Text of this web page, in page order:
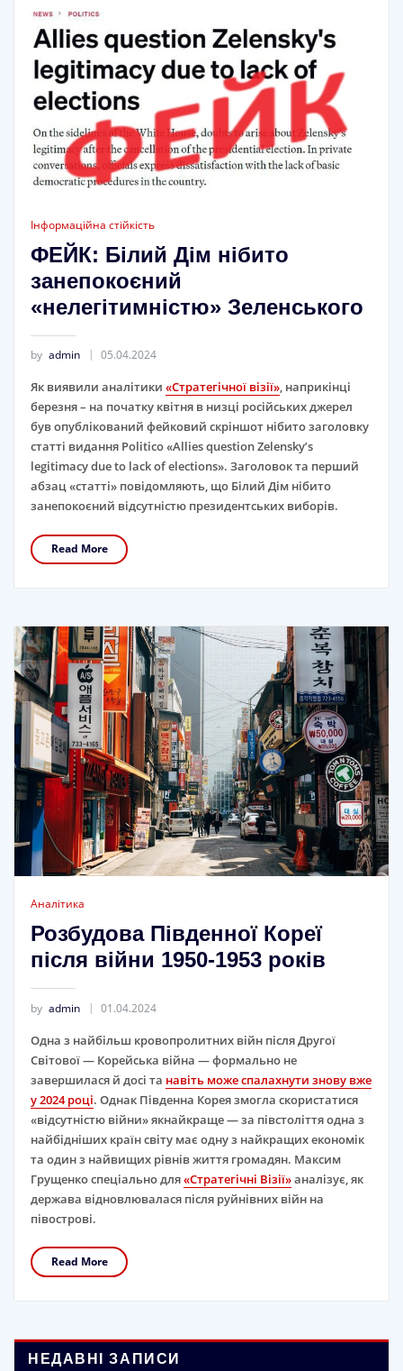
Інформаційна стійкість
ФЕЙК: Білий Дім нібито
занепокоєний
«нелегітимністю» Зеленського
by admin 05.04.2024
Як виявили аналітики «Стратегічної візії», наприкінці
березня – на початку квітня в низці російських джерел
був опублікований фейковий скріншот нібито заголовку
статті видання Politico «Allies question Zelensky’s
legitimacy due to lack of elections». Заголовок та перший
абзац «статті» повідомляють, що Білий Дім нібито
занепокоєний відсутністю президентських виборів.
Read More
Аналітика
Розбудова Південної Кореї
після війни 1950-1953 років
by admin 01.04.2024
Одна з найбільш кровопролитних війн після Другої
Світової — Корейська війна — формально не
завершилася й досі та навіть може спалахнути знову вже
у 2024 році. Однак Південна Корея змогла скористатися
«відсутністю війни» якнайкраще — за півстоліття одна з
найбідніших країн світу має одну з найкращих економік
та один з найвищих рівнів життя громадян. Максим
Грущенко спеціально для«Стратегічні Візії»аналізує, як
держава відновлювалася після руйнівних війн на
півострові.
Read More
НЕДАВНІ ЗАПИСИ